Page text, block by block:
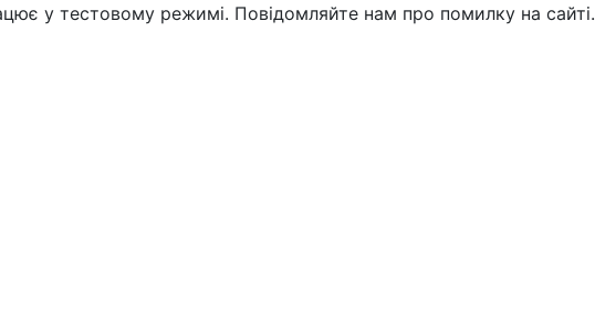
у тестовому режимі. Повідомляйте нам про помилку на сайті.